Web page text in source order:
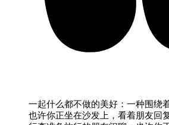
一起什么都不做的美好：一种围绕
也许你正坐在沙发上，看着朋友回